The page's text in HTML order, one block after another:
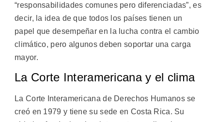
“responsabilidades comunes pero diferenciadas”, es
decir, la idea de que todos los países tienen un
papel que desempeñar en la lucha contra el cambio
climático, pero algunos deben soportar una carga
mayor.
La Corte Interamericana y el clima
La Corte Interamericana de Derechos Humanos se
creó en 1979 y tiene su sede en Costa Rica. Su